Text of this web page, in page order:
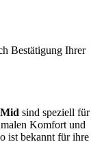
Bestätigung Ihrer
sind speziell für
Komfort und
ist bekannt für ihre